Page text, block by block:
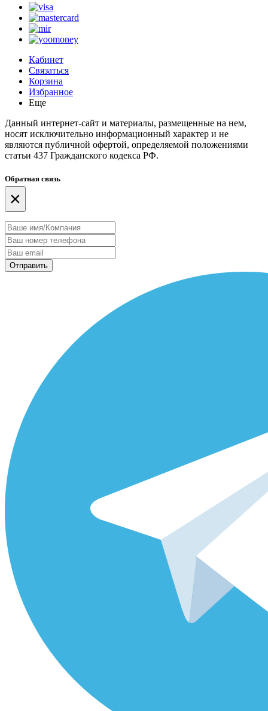
Кабинет
Связаться
Корзина
Избранное
Еще
Данный интернет-сайт и материалы, размещенные на нем,
носят исключительно информационный характер и не
являются публичной офертой, определяемой положениями
статьи 437 Гражданского кодекса РФ.
Обратная связь
×
Отправить